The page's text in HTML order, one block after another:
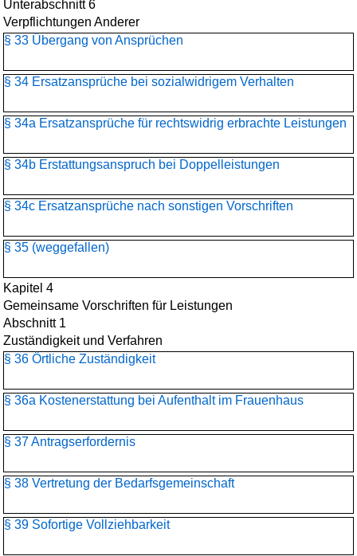
Unterabschnitt 6
Verpflichtungen Anderer
§ 33 Übergang von Ansprüchen
§ 34 Ersatzansprüche bei sozialwidrigem Verhalten
§ 34a Ersatzansprüche für rechtswidrig erbrachte Leistungen
§ 34b Erstattungsanspruch bei Doppelleistungen
§ 34c Ersatzansprüche nach sonstigen Vorschriften
§ 35 (weggefallen)
Kapitel 4
Gemeinsame Vorschriften für Leistungen
Abschnitt 1
Zuständigkeit und Verfahren
§ 36 Örtliche Zuständigkeit
§ 36a Kostenerstattung bei Aufenthalt im Frauenhaus
§ 37 Antragserfordernis
§ 38 Vertretung der Bedarfsgemeinschaft
§ 39 Sofortige Vollziehbarkeit